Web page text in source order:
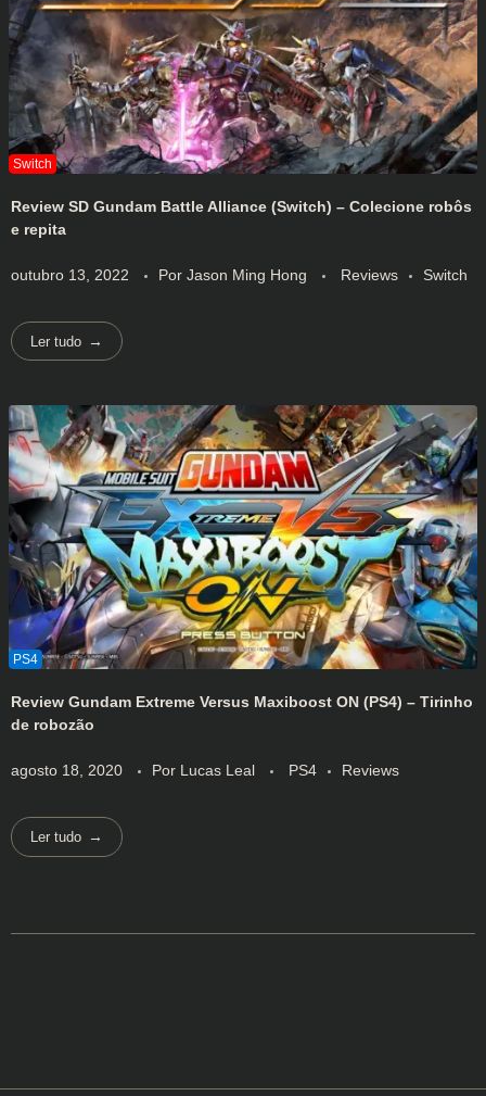
Review SD Gundam Battle Alliance (Switch) – Colecione robôs
e repita
outubro 13, 2022 Por Jason Ming Hong Reviews Switch
Ler tudo
Review Gundam Extreme Versus Maxiboost ON (PS4) – Tirinho
de robozão
agosto 18, 2020 Por Lucas Leal PS4 Reviews
Ler tudo